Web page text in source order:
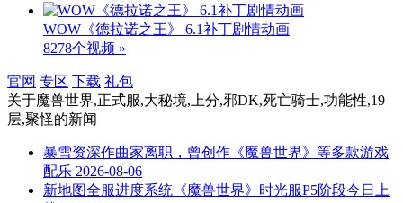
WOW《德拉诺之王》 6.1补丁剧情动画
8278个视频 »
官网 专区 下载 礼包
关于魔兽世界,正式服,大秘境,上分,邪DK,死亡骑士,功能性,19
层,聚怪的新闻
暴雪资深作曲家离职，曾创作《魔兽世界》等多款游戏
配乐 2026-08-06
新地图全服进度系统《魔兽世界》时光服P5阶段今日上